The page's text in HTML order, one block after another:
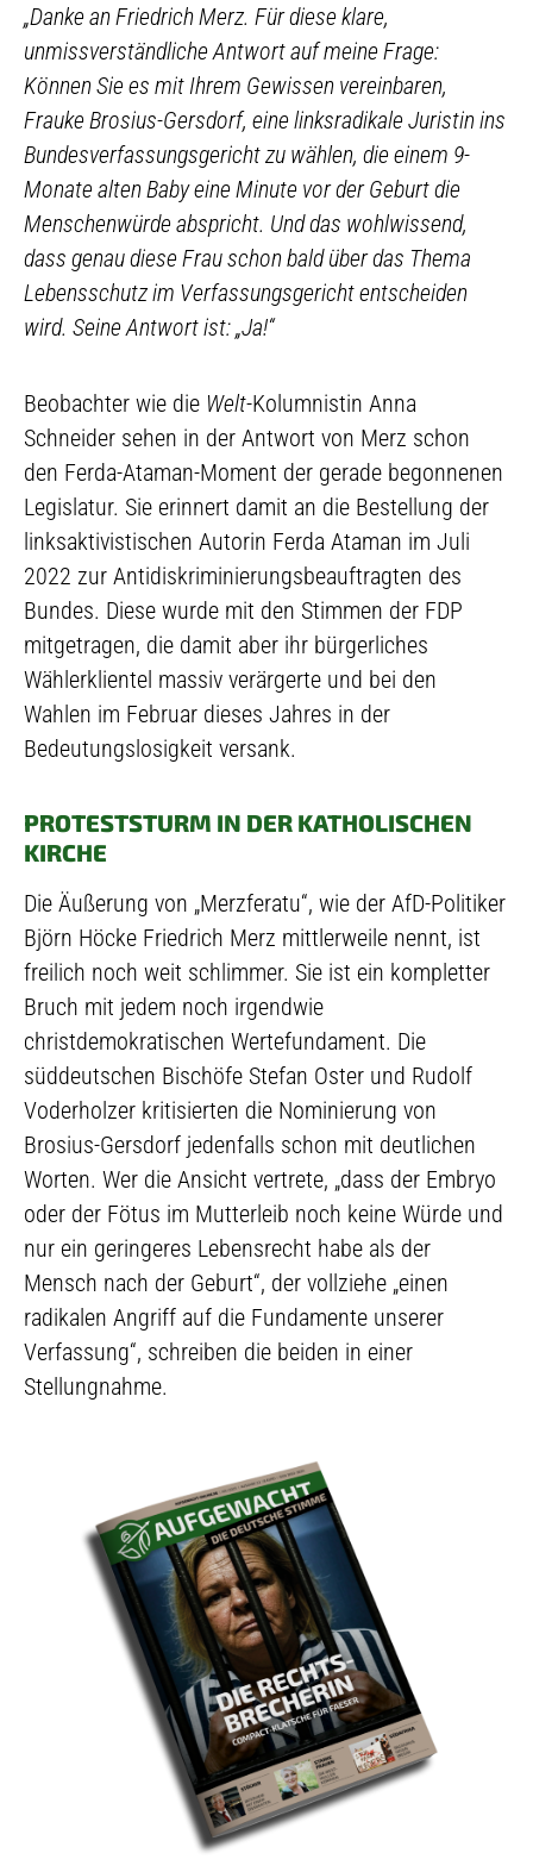
„Danke an Friedrich Merz. Für diese klare,
unmissverständliche Antwort auf meine Frage:
Können Sie es mit Ihrem Gewissen vereinbaren,
Frauke Brosius-Gersdorf, eine linksradikale Juristin ins
Bundesverfassungsgericht zu wählen, die einem 9-
Monate alten Baby eine Minute vor der Geburt die
Menschenwürde abspricht. Und das wohlwissend,
dass genau diese Frau schon bald über das Thema
Lebensschutz im Verfassungsgericht entscheiden
wird. Seine Antwort ist: „Ja!“
Beobachter wie die Welt-Kolumnistin Anna
Schneider sehen in der Antwort von Merz schon
den Ferda-Ataman-Moment der gerade begonnenen
Legislatur. Sie erinnert damit an die Bestellung der
linksaktivistischen Autorin Ferda Ataman im Juli
2022 zur Antidiskriminierungsbeauftragten des
Bundes. Diese wurde mit den Stimmen der FDP
mitgetragen, die damit aber ihr bürgerliches
Wählerklientel massiv verärgerte und bei den
Wahlen im Februar dieses Jahres in der
Bedeutungslosigkeit versank.
PROTESTSTURM IN DER KATHOLISCHEN
KIRCHE
Die Äußerung von „Merzferatu“, wie der AfD-Politiker
Björn Höcke Friedrich Merz mittlerweile nennt, ist
freilich noch weit schlimmer. Sie ist ein kompletter
Bruch mit jedem noch irgendwie
christdemokratischen Wertefundament. Die
süddeutschen Bischöfe Stefan Oster und Rudolf
Voderholzer kritisierten die Nominierung von
Brosius-Gersdorf jedenfalls schon mit deutlichen
Worten. Wer die Ansicht vertrete, „dass der Embryo
oder der Fötus im Mutterleib noch keine Würde und
nur ein geringeres Lebensrecht habe als der
Mensch nach der Geburt“, der vollziehe „einen
radikalen Angriff auf die Fundamente unserer
Verfassung“, schreiben die beiden in einer
Stellungnahme.